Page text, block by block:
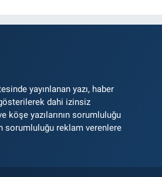
yayınlanan yazı, haber
dahi izinsiz
köşe yazılarının sorumluluğu
sorumluluğu reklam verenlere